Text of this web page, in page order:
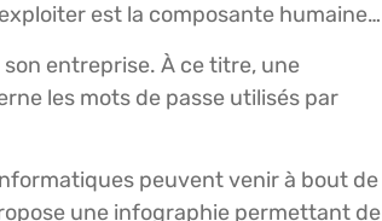
est la composante humaine…
entreprise. À ce titre, une
les mots de passe utilisés par
peuvent venir à bout de
une infographie permettant de